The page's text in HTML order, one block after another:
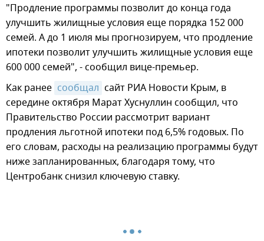
"Продление программы позволит до конца года
улучшить жилищные условия еще порядка 152 000
семей. А до 1 июля мы прогнозируем, что продление
ипотеки позволит улучшить жилищные условия еще
600 000 семей", - сообщил вице-премьер.
Как ранее сообщал сайт РИА Новости Крым, в
середине октября Марат Хуснуллин сообщил, что
Правительство России рассмотрит вариант
продления льготной ипотеки под 6,5% годовых. По
его словам, расходы на реализацию программы будут
ниже запланированных, благодаря тому, что
Центробанк снизил ключевую ставку.